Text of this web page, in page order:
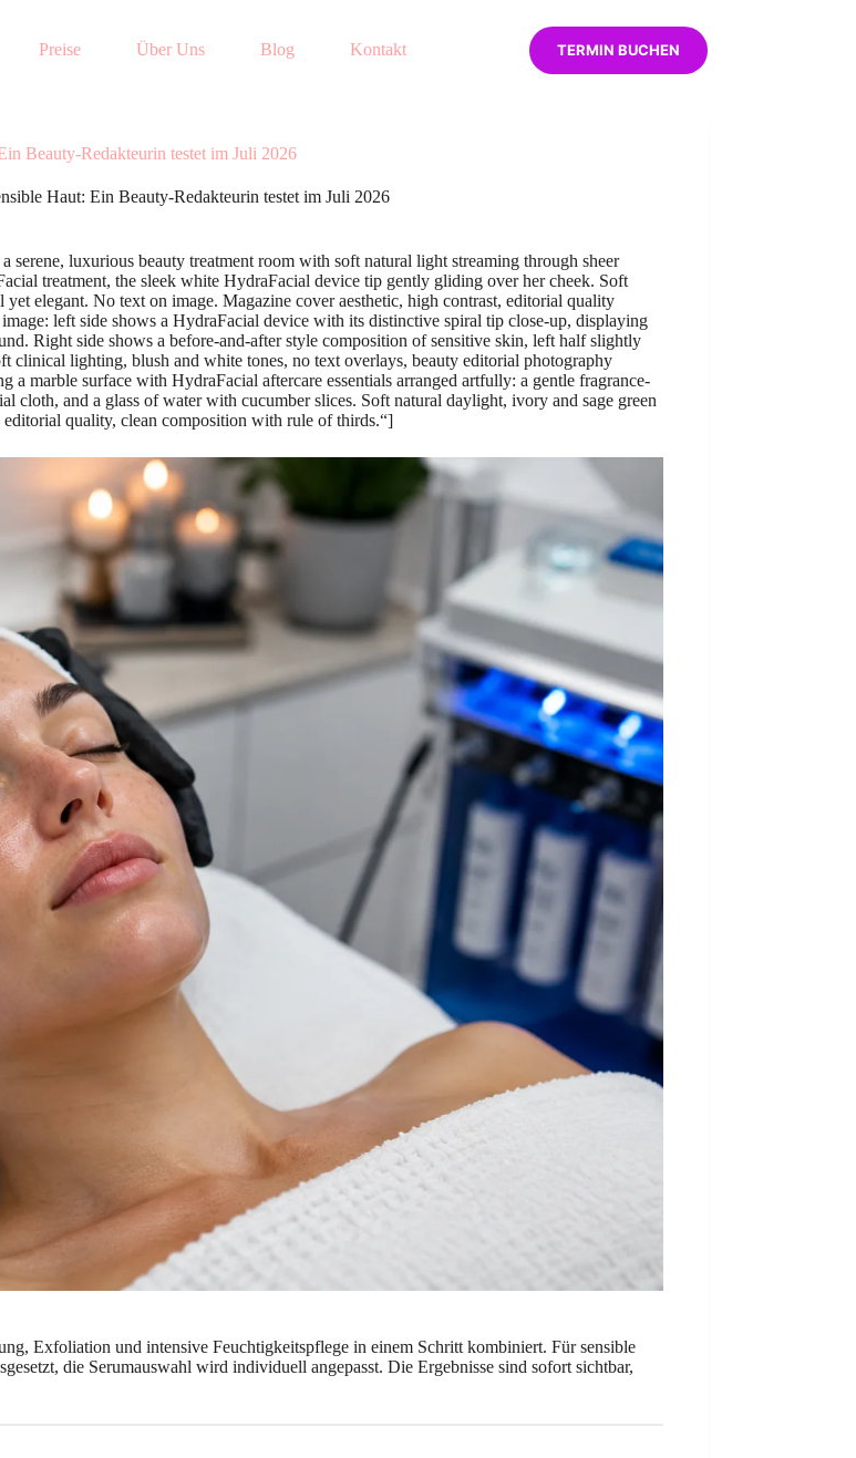
Preise Über Uns Blog Kontakt TERMIN BUCHEN
Beauty-Redakteurin testet im Juli 2026
Haut: Ein Beauty-Redakteurin testet im Juli 2026
luxurious beauty treatment room with soft natural light streaming through sheer
treatment, the sleek white HydraFacial device tip gently gliding over her cheek. Soft
elegant. No text on image. Magazine cover aesthetic, high contrast, editorial quality
left side shows a HydraFacial device with its distinctive spiral tip close-up, displaying
Right side shows a before-and-after style composition of sensitive skin, left half slightly
lighting, blush and white tones, no text overlays, beauty editorial photography
marble surface with HydraFacial aftercare essentials arranged artfully: a gentle fragrance-
cloth, and a glass of water with cucumber slices. Soft natural daylight, ivory and sage green
quality, clean composition with rule of thirds.“]
Exfoliation und intensive Feuchtigkeitspflege in einem Schritt kombiniert. Für sensible
die Serumauswahl wird individuell angepasst. Die Ergebnisse sind sofort sichtbar,